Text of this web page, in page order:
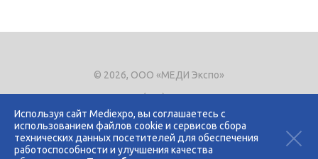
Используя сайт Mediexpo, вы соглашаетесь с
использованием файлов cookie и сервисов сбора
технических данных посетителей для обеспечения
работоспособности и улучшения качества
© 2026, ООО «МЕДИ Экспо»
Тел.+7 (495) 721-8866
E-mail:expo@mediexpo.ru
Контакты
Политика использования cookies
Политика конфиденциальности